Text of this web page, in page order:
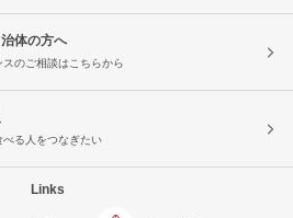
体の方へ
スのご相談はこちらから
べる人をつなぎたい
Links